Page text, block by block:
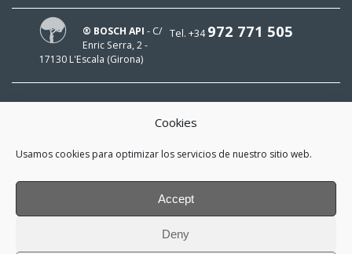
Cookies
Usamos cookies para optimizar los servicios de nuestro sitio web.
Accept
Deny
Tel. +34972 771 505
® BOSCH API - C/
Enric Serra, 2 -
17130 L'Escala (Girona)
¡Mi e-mail es
y me interesa estar al día!
*He leído y acepto lapolítica de